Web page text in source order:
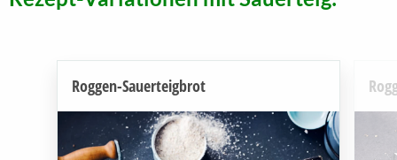
Roggen-Sauerteigbrot